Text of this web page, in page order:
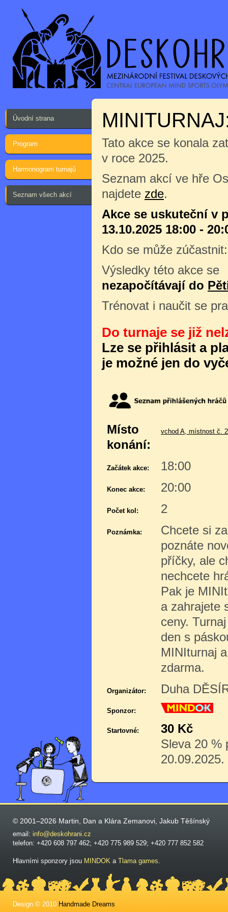
Úvodní strana
Program
Harmonogram turnajů
Seznam všech akcí
Tato akce se konala
v roce 2025.
Seznam akcí ve hře
najdete zde.
Akce se uskuteční v
13.10.2025 18:00 -
Kdo se může
Výsledky této akce se
nezapočítávají do
Trénovat i naučit se
Do turnaje se již
Lze se přihlásit a
je možné jen do
Místo
konání:
vchod A, místnost č.
Začátek akce: 18:00
Konec akce: 20:00
Počet kol: 2
Poznámka:
Chcete si
poznáte
příčky, ale
nechcete
Pak je
a zahrajete
ceny.
den s
MINIturnaj
zdarma.
Organizátor: Duha
Sponzor:
Startovné:
30 Kč
Sleva 20 %
20.09.2025.
© 2001–2026 Martin, Dan a Klára Zemanovi, Jakub Těšínský
email: info@deskohrani.cz
telefon: +420 608 797 462; +420 775 989 529; +420 777 852 582
Hlavními sponzory jsou MINDOK a Tlama games.
Design © 2010 Handmade Dreams